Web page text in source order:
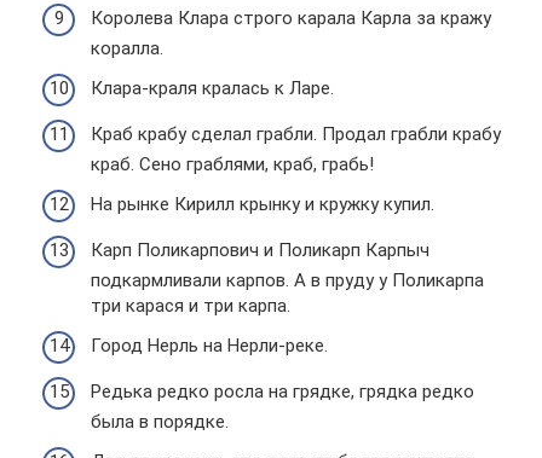
Королева Клара строго карала Карла за кражу
коралла.
Клара-краля кралась к Ларе.
Краб крабу сделал грабли. Продал грабли крабу
краб. Сено граблями, краб, грабь!
На рынке Кирилл крынку и кружку купил.
Карп Поликарпович и Поликарп Карпыч
подкармливали карпов. А в пруду у Поликарпа
три карася и три карпа.
Город Нерль на Нерли-реке.
Редька редко росла на грядке, грядка редко
была в порядке.